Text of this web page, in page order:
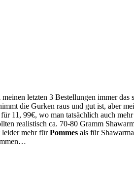
letzten 3 Bestellungen immer
die Gurken raus und gut ist, aber
11, 99€, wo man tatsächlich auch
realistisch ca. 70-80 Gramm
leider mehr fürPommes als für